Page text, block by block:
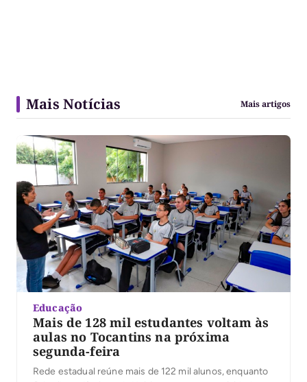
Mais Notícias Mais artigos
Educação
Mais de 128 mil estudantes voltam às
aulas no Tocantins na próxima
segunda-feira
Rede estadual reúne mais de 122 mil alunos, enquanto